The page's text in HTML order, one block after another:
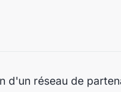
d'un réseau de